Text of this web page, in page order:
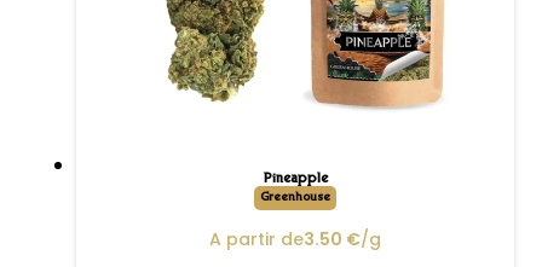
Pineapple
Greenhouse
A partir de3.50 €/g